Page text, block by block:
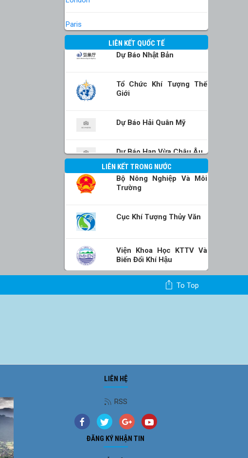
Paris
LIÊN KẾT QUỐC TẾ
Dự Báo Nhật Bản
Tổ Chức Khí Tượng Thế
Giới
Dự Báo Hải Quân Mỹ
Dự Báo Hạn Vừa Châu Âu
LIÊN KẾT TRONG NƯỚC
Bộ Nông Nghiệp Và Môi
Trường
Cục Khí Tượng Thủy Văn
Viện Khoa Học KTTV Và
Biến Đổi Khí Hậu
To Top
LIÊN HỆ
RSS
ĐĂNG KÝ NHẬN TIN